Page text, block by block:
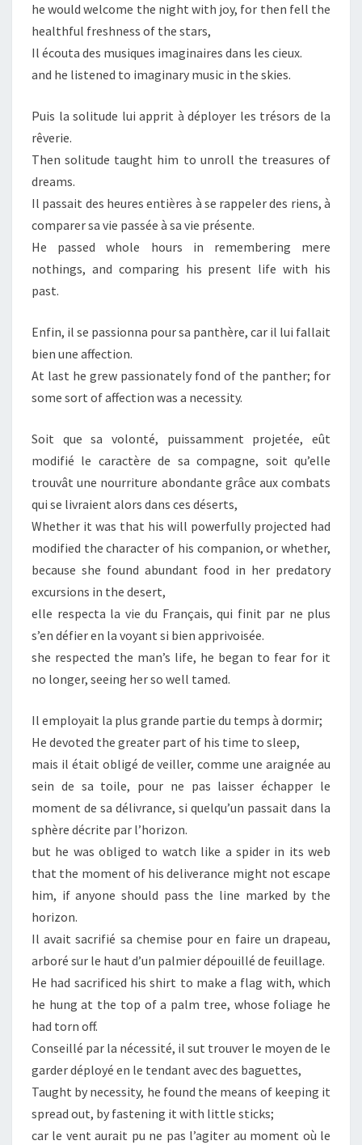
he would welcome the night with joy, for then fell the
healthful freshness of the stars,
Il écouta des musiques imaginaires dans les cieux.
and he listened to imaginary music in the skies.
Puis la solitude lui apprit à déployer les trésors de la
rêverie.
Then solitude taught him to unroll the treasures of
dreams.
Il passait des heures entières à se rappeler des riens, à
comparer sa vie passée à sa vie présente.
He passed whole hours in remembering mere
nothings, and comparing his present life with his
past.
Enfin, il se passionna pour sa panthère, car il lui fallait
bien une affection.
At last he grew passionately fond of the panther; for
some sort of affection was a necessity.
Soit que sa volonté, puissamment projetée, eût
modifié le caractère de sa compagne, soit qu’elle
trouvât une nourriture abondante grâce aux combats
qui se livraient alors dans ces déserts,
Whether it was that his will powerfully projected had
modified the character of his companion, or whether,
because she found abundant food in her predatory
excursions in the desert,
elle respecta la vie du Français, qui finit par ne plus
s’en défier en la voyant si bien apprivoisée.
she respected the man’s life, he began to fear for it
no longer, seeing her so well tamed.
Il employait la plus grande partie du temps à dormir;
He devoted the greater part of his time to sleep,
mais il était obligé de veiller, comme une araignée au
sein de sa toile, pour ne pas laisser échapper le
moment de sa délivrance, si quelqu’un passait dans la
sphère décrite par l’horizon.
but he was obliged to watch like a spider in its web
that the moment of his deliverance might not escape
him, if anyone should pass the line marked by the
horizon.
Il avait sacrifié sa chemise pour en faire un drapeau,
arboré sur le haut d’un palmier dépouillé de feuillage.
He had sacrificed his shirt to make a flag with, which
he hung at the top of a palm tree, whose foliage he
had torn off.
Conseillé par la nécessité, il sut trouver le moyen de le
garder déployé en le tendant avec des baguettes,
Taught by necessity, he found the means of keeping it
spread out, by fastening it with little sticks;
car le vent aurait pu ne pas l’agiter au moment où le